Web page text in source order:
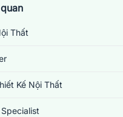
Thất
Kế Nội Thất